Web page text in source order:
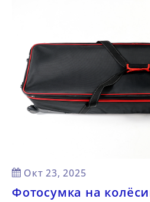
Окт23,2025
Фотосумка на